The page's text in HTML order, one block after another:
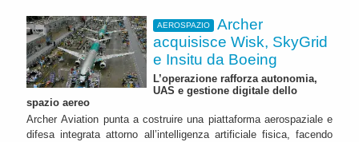
AEROSPAZIO
Archer
acquisisce Wisk, SkyGrid
e Insitu da Boeing
L’operazione rafforza autonomia,
UAS e gestione digitale dello
spazio aereo
Archer Aviation punta a costruire una piattaforma aerospaziale e
difesa integrata attorno all’intelligenza artificiale fisica, facendo